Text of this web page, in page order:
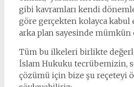
gibi kavramları kendi
göre gerçekten kolayca kabul
arka plan sayesinde mümkün
Tüm bu ilkeleri birlikte
İslam Hukuku tecrübemizin,
çözümü için bize şu reçeteyi